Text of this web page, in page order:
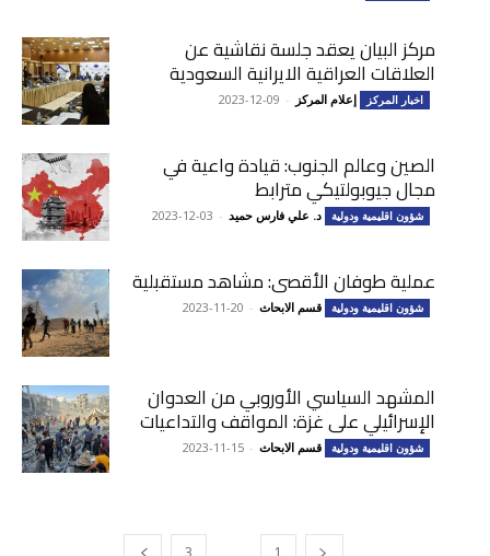
مركز البيان يعقد جلسة نقاشية عن
العلاقات العراقية الايرانية السعودية
اخبار المركز إعلام المركز -
2023-12-09
الصين وعالم الجنوب: قيادة واعية في
مجال جيوبولتيكي مترابط
شؤون اقليمية ودولية د. علي فارس حميد -
2023-12-03
عملية طوفان الأقصى: مشاهد مستقبلية
شؤون اقليمية ودولية قسم الابحاث -
2023-11-20
المشهد السياسي الأوروبي من العدوان
الإسرائيلي على غزة: المواقف والتداعيات
شؤون اقليمية ودولية قسم الابحاث -
2023-11-15
1
3